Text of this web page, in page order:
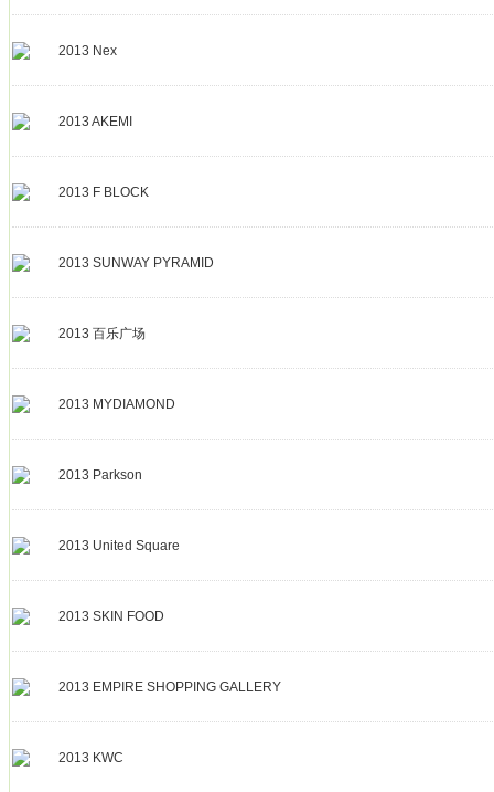
2013 Nex
2013 AKEMI
2013 F BLOCK
2013 SUNWAY PYRAMID
2013 百乐广场
2013 MYDIAMOND
2013 Parkson
2013 United Square
2013 SKIN FOOD
2013 EMPIRE SHOPPING GALLERY
2013 KWC